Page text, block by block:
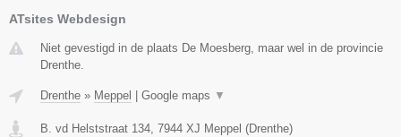
ATsites Webdesign
Niet gevestigd in de plaats De Moesberg, maar wel in de provincie
Drenthe.
Drenthe » Meppel Google maps ▼
B. vd Helststraat 134, 7944 XJ Meppel (Drenthe)